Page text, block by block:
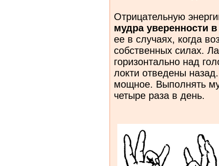
Отрицательную
мудра уверенности в
ее в случаях, когда
собственных силах.
горизонтально над
локти отведены
мощное. Выполнять
четыре раза в день.